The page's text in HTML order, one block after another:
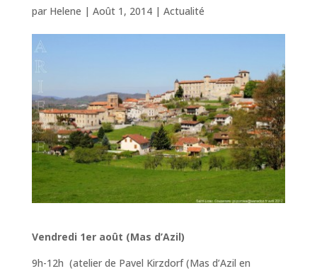
par Helene | Août 1, 2014| Actualité
Vendredi 1er août (Mas d’Azil)
9h-12h (atelier de Pavel Kirzdorf (Mas d’Azil en